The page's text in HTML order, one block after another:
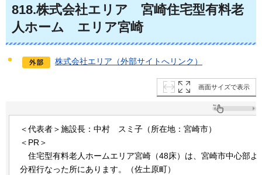
818.株式会社エリア 宮崎住宅型有料老
人ホーム
エ リア宮崎
株式会社エリア（外部サイトへリンク）
画面サイズで表示
＜代表者＞施設長：中村 ス ミ子（所在地：宮崎市）
＜PR＞
住宅型有料老人ホームエリア宮崎（48床）は、宮崎市中心部よ
分程行なった所にあります。（佐土原町）